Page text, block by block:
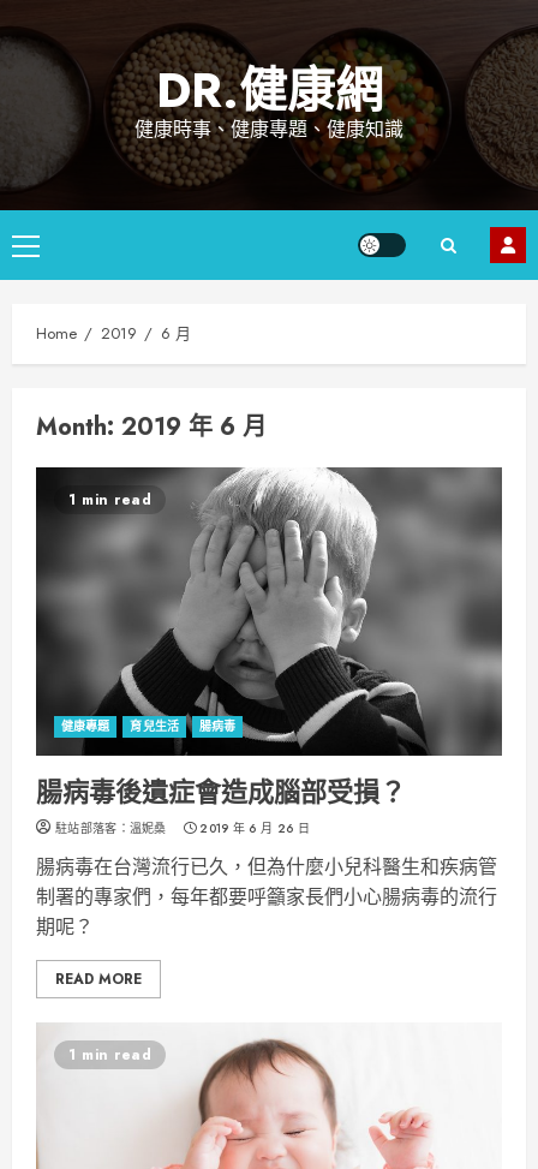
to
content
DR.健康網
健康時事、健康專題、健康知識
Primary
Menu
Home 2019 6 月
Month: 2019 年 6 月
1 min read
健康專題 育兒生活 腸病毒
腸病毒後遺症會造成腦部受損？
駐站部落客：溫妮桑 2019 年 6 月 26 日
腸病毒在台灣流行已久，但為什麼小兒科醫生和疾病管
制署的專家們，每年都要呼籲家長們小心腸病毒的流行
期呢？
READ MORE
1 min read